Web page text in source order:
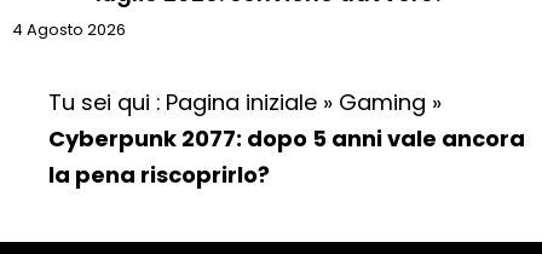
4 Agosto 2026
Tu sei qui : Pagina iniziale » Gaming »
Cyberpunk 2077: dopo 5 anni vale ancora
la pena riscoprirlo?